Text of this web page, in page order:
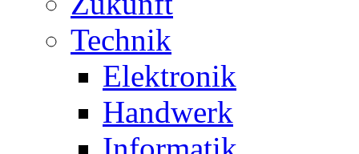
Technik
Elektronik
Handwerk